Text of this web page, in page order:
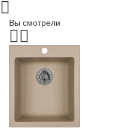
Вы смотрели